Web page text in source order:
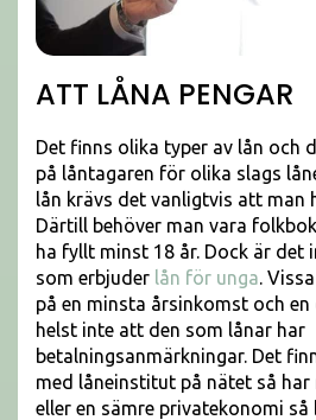
ATT LÅNA PENGAR
Det finns olika typer av lån och
på låntagaren för olika slags
lån krävs det vanligtvis att man
Därtill behöver man vara
ha fyllt minst 18 år. Dock är det
som erbjuder lån för unga.
på en minsta årsinkomst och en
helst inte att den som lånar har
betalningsanmärkningar. Det
med låneinstitut på nätet så
eller en sämre privatekonomi